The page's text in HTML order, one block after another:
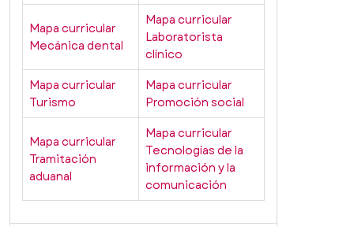
Mapa curricular
Mecánica dental
Mapa curricular
Laboratorista
clínico
Mapa curricular
Turismo
Mapa curricular
Promoción social
Mapa curricular
Tramitación
aduanal
Mapa curricular
Tecnologías de la
información y la
comunicación